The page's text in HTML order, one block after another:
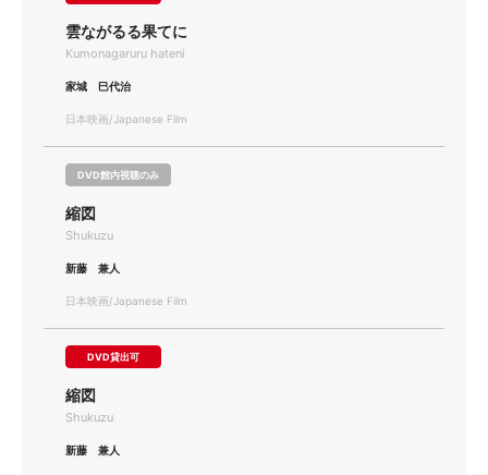
雲ながるる果てに
Kumonagaruru hateni
家城 巳代治
日本映画/Japanese Film
DVD館内視聴のみ
縮図
Shukuzu
新藤 兼人
日本映画/Japanese Film
DVD貸出可
縮図
Shukuzu
新藤 兼人